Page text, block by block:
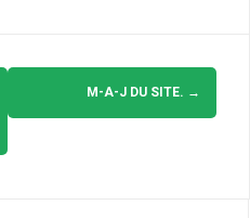
M-A-J DU SITE. →